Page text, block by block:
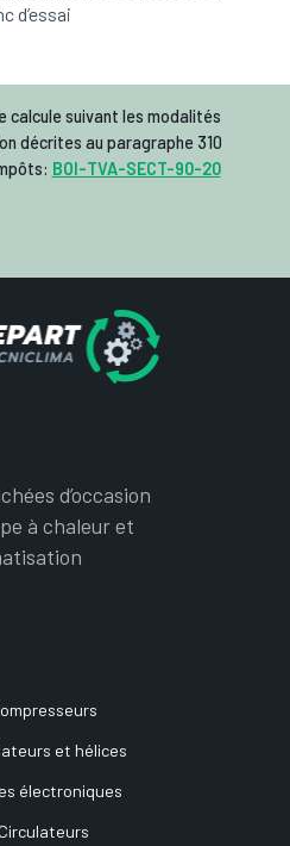
d’essai
calcule suivant les modalités
décrites au paragraphe 310
BOI-TVA-SECT-90-20
d’occasion
à chaleur et
et hélices
électroniques
Circulateurs